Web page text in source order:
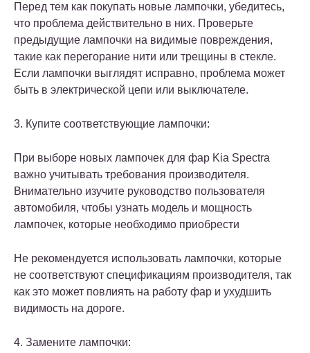
Перед тем как покупать новые лампочки, убедитесь,
что проблема действительно в них. Проверьте
предыдущие лампочки на видимые повреждения,
такие как перегорание нити или трещины в стекле.
Если лампочки выглядят исправно, проблема может
быть в электрической цепи или выключателе.
3. Купите соответствующие лампочки:
При выборе новых лампочек для фар Kia Spectra
важно учитывать требования производителя.
Внимательно изучите руководство пользователя
автомобиля, чтобы узнать модель и мощность
лампочек, которые необходимо приобрести
Не рекомендуется использовать лампочки, которые
не соответствуют спецификациям производителя, так
как это может повлиять на работу фар и ухудшить
видимость на дороге.
4. Замените лампочки: